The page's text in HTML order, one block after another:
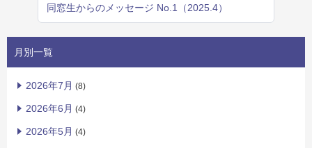
同窓生からのメッセージ No.1（2025.4）
月別一覧
2026年7月 (8)
2026年6月 (4)
2026年5月 (4)